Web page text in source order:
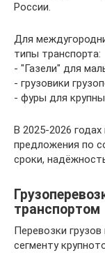
России.
Для
типы транспорта:
- "Газели" для
- грузовики
- фуры для
В 2025-2026
предложения по
сроки,
транспортом
Перевозки
сегменту